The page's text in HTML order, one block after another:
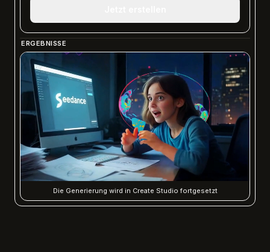
ERGEBNISSE
Die Generierung wird in Create Studio fortgesetzt